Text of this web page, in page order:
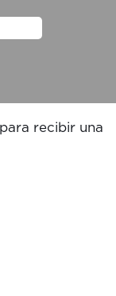
recibir una